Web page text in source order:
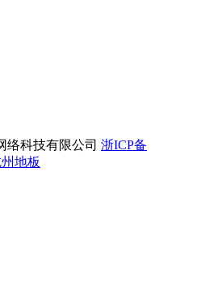
络科技有限公司 浙ICP备
地板